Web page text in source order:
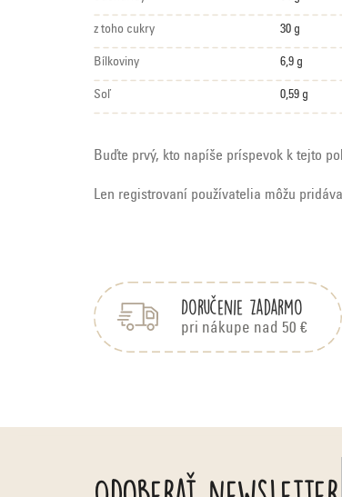
z toho cukry 30 g
Bílkoviny 6,9 g
Soľ 0,59 g
Buďte prvý, kto napíše príspevok k tejto
Len registrovaní používatelia môžu
Doručenie zadarmo
pri nákupe nad 50 €